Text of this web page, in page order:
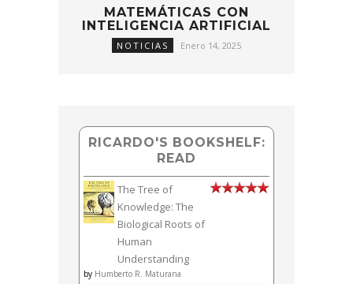
MATEMÁTICAS CON
INTELIGENCIA ARTIFICIAL
NOTICIAS Enero 14, 2025
RICARDO'S BOOKSHELF:
READ
The Tree of
Knowledge: The
Biological Roots of
Human
Understanding
by Humberto R. Maturana